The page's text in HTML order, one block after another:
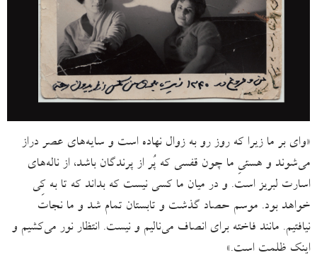
«وای بر ما زیرا که روز رو به زوال نهاده است و سایه‌های عصر دراز
می‌شوند و هستیِ ما چون قفسی که پُر از پرندگان باشد، از ناله‌های
اسارت لبریز است. و در میان ما کسی نیست که بداند که تا به کِی
خواهد بود. موسم حصاد گذشت و تابستان تمام شد و ما نجات
نیافتیم. مانند فاخته برای انصاف می‌نالیم و نیست. انتظار نور می‌کشیم و
اینک ظلمت است.»